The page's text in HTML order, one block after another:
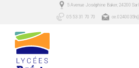
5 Avenue Joséphine Baker, 24200
05 53 31 70 70